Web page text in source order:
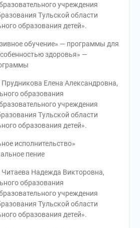
учреждения
Тульской области
образования детей».
обучение» — программы для
здоровья» —
Прудникова Елена Александровна,
образования
учреждения
Тульской области
образования детей».
исполнительство»
пение
Читаева Надежда Викторовна,
образования
учреждения
Тульской области
образования детей».